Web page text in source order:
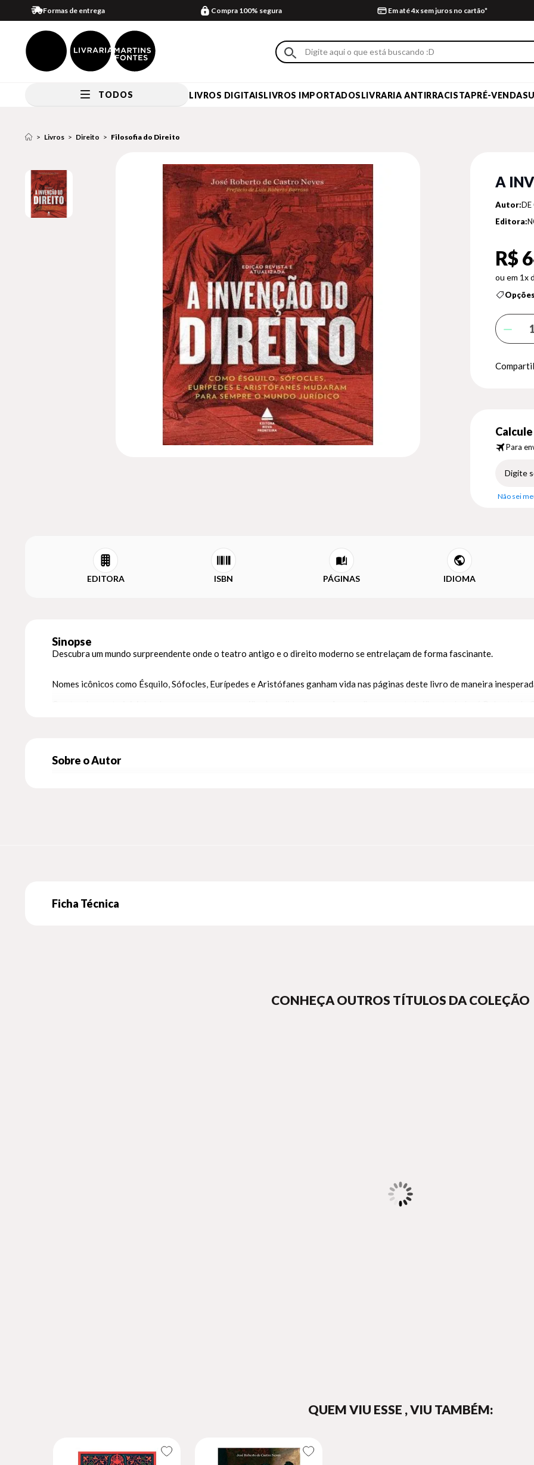
Formas de entrega Compra 100% segura Em até 4x sem juros no cartão*
TODOS LIVROS DIGITAISLIVROS IMPORTADOSLIVRARIA ANTIRRACISTAPRÉ-VENDA
Livros Direito Filosofia do Direito
A
Autor:DE
Editora:
R$
1x
Para
Não sei
EDITORA ISBN PÁGINAS IDIOMA
Sinopse
Descubra um mundo surpreendente onde o teatro antigo e o direito moderno se entrelaçam de forma fascinante.
Nomes icônicos como Ésquilo, Sófocles, Eurípedes e Aristófanes ganham vida nas páginas deste livro de maneira
Deixe de lado a ideia de textos acadêmicos áridos. Este livro é muito mais que isso. É uma porta de entrada acessível para
fundamental na vida social do homem.
Sobre o Autor
Ficha Técnica
CONHEÇA OUTROS TÍTULOS DA COLEÇÃO
QUEM VIU ESSE , VIU TAMBÉM: